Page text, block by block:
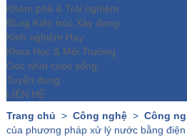
Khám phá & Trải nghiệm
BLog Kiến trúc Xây dựng
Kinh nghiệm Hay
Khoa Học & Môi Trường
Góc nhìn cuộc sống
Tuyển dụng
LIÊN HỆ
Trang chủ > Công nghệ> Công
của phương pháp xử lý nước bằng